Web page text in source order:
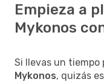
Empieza a
Mykonos
Si llevas un tiempo
Mykonos, quizás